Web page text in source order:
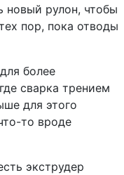
новый рулон, чтобы
пор, пока отводы
более
сварка трением
для этого
то вроде
экструдер